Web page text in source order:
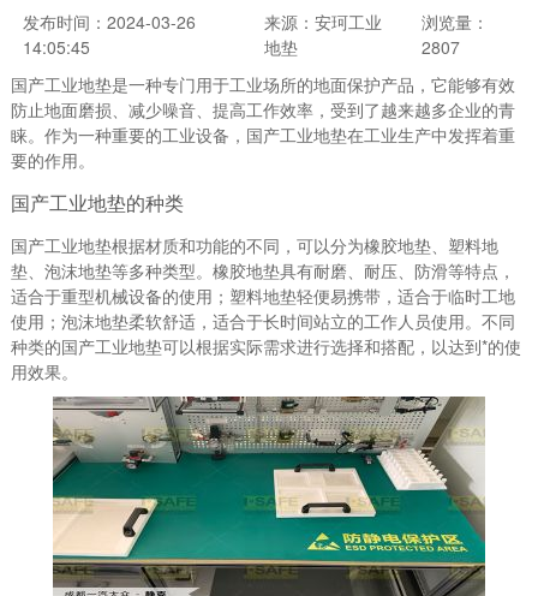
发布时间：2024-03-26
14:05:45
来源：安珂工业
地垫
浏览量：
2807
国产工业地垫是一种专门用于工业场所的地面保护产品，它能够有效
防止地面磨损、减少噪音、提高工作效率，受到了越来越多企业的青
睐。作为一种重要的工业设备，国产工业地垫在工业生产中发挥着重
要的作用。
国产工业地垫的种类
国产工业地垫根据材质和功能的不同，可以分为橡胶地垫、塑料地
垫、泡沫地垫等多种类型。橡胶地垫具有耐磨、耐压、防滑等特点，
适合于重型机械设备的使用；塑料地垫轻便易携带，适合于临时工地
使用；泡沫地垫柔软舒适，适合于长时间站立的工作人员使用。不同
种类的国产工业地垫可以根据实际需求进行选择和搭配，以达到*的使
用效果。